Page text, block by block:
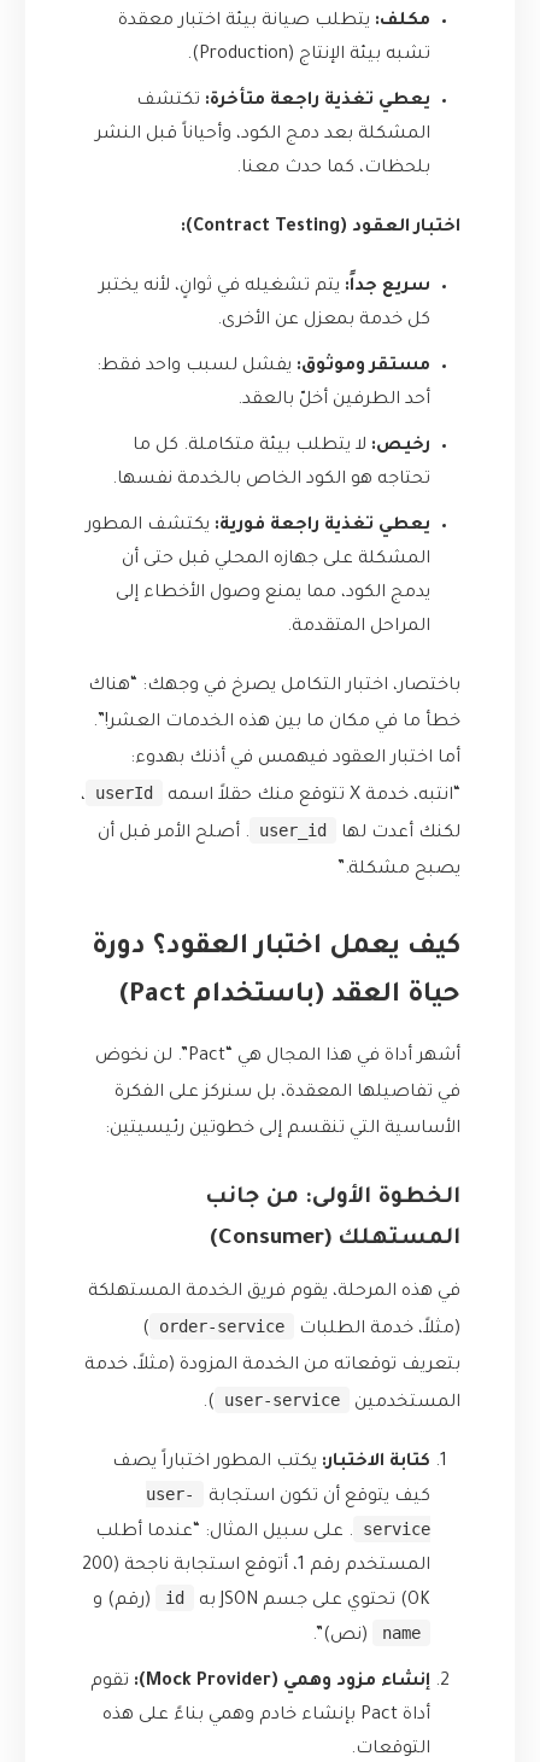
مكلف: يتطلب صيانة بيئة اختبار معقدة
تشبه بيئة الإنتاج (Production).
يعطي تغذية راجعة متأخرة: تكتشف
المشكلة بعد دمج الكود، وأحياناً قبل النشر
بلحظات، كما حدث معنا.
اختبار العقود (Contract Testing):
سريع جداً: يتم تشغيله في ثوانٍ، لأنه يختبر
كل خدمة بمعزل عن الأخرى.
مستقر وموثوق: يفشل لسبب واحد فقط:
أحد الطرفين أخلّ بالعقد.
رخيص: لا يتطلب بيئة متكاملة. كل ما
تحتاجه هو الكود الخاص بالخدمة نفسها.
يعطي تغذية راجعة فورية: يكتشف المطور
المشكلة على جهازه المحلي قبل حتى أن
يدمج الكود، مما يمنع وصول الأخطاء إلى
المراحل المتقدمة.
باختصار، اختبار التكامل يصرخ في وجهك: “هناك
خطأ ما في مكان ما بين هذه الخدمات العشر!”.
أما اختبار العقود فيهمس في أذنك بهدوء:
“انتبه، خدمة X تتوقع منك حقلاً اسمه
userId
،
لكنك أعدت لها
user_id
. أصلح الأمر قبل أن
يصبح مشكلة.”
كيف يعمل اختبار العقود؟ دورة
حياة العقد (باستخدام Pact)
أشهر أداة في هذا المجال هي “Pact”. لن نخوض
في تفاصيلها المعقدة، بل سنركز على الفكرة
الأساسية التي تنقسم إلى خطوتين رئيسيتين:
الخطوة الأولى: من جانب
المستهلك (Consumer)
في هذه المرحلة، يقوم فريق الخدمة المستهلكة
(مثلاً، خدمة الطلبات
order-service
)
بتعريف توقعاته من الخدمة المزودة (مثلاً، خدمة
المستخدمين
user-service
).
كتابة الاختبار: يكتب المطور اختباراً يصف
كيف يتوقع أن تكون استجابة
user-
service
. على سبيل المثال: “عندما أطلب
المستخدم رقم 1، أتوقع استجابة ناجحة (200
OK) تحتوي على جسم JSON به
id
(رقم) و
name
(نص)”.
إنشاء مزود وهمي (Mock Provider):
تقوم
أداة Pact بإنشاء خادم وهمي بناءً على هذه
التوقعات.